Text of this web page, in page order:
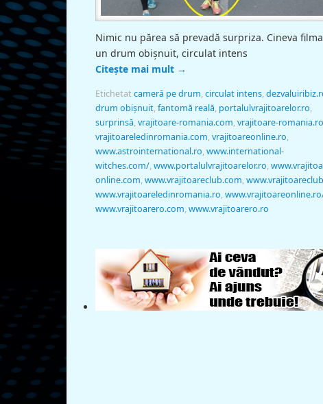
Nimic nu părea să prevadă surpriza. Cineva filma
un drum obişnuit, circulat intens
Citește mai mult →
Etichetat cameră pe drum,circulat intens,
drum obişnuit,fantomă reală, portalulvrajitoarelor.ro,
surprinsă,vrajitoare-romania.com,vrajitoare-romania.ro
vrajitoareledinromania.com,vrajitoareonline.ro,
www.astrointernational.ro,www.international-
witches.com/,www.portalulvrajitoarelor.ro,
online.com,www.vrajitoareclub.com,
www.vrajitoareledinromania.ro,
www.vrajitoarero.com,www.vrajitoarero.ro